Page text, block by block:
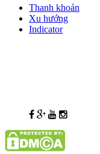
Thanh khoản
Xu hướng
Indicator